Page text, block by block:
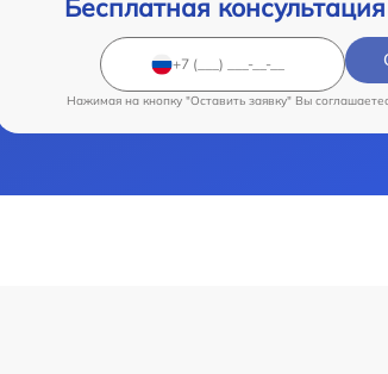
Бесплатная
Нажимая на кнопку "Оставить заявку" Вы